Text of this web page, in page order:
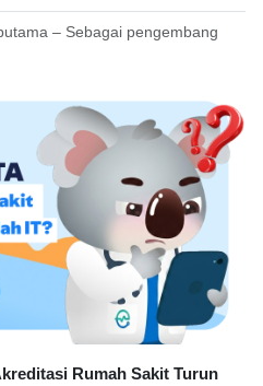
– Sebagai pengembang
Rumah Sakit Turun